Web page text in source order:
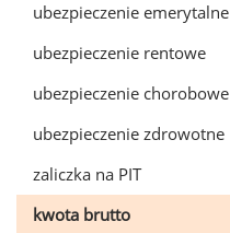
ubezpieczenie emerytalne
ubezpieczenie rentowe
ubezpieczenie chorobowe
ubezpieczenie zdrowotne
zaliczka na PIT
kwota brutto